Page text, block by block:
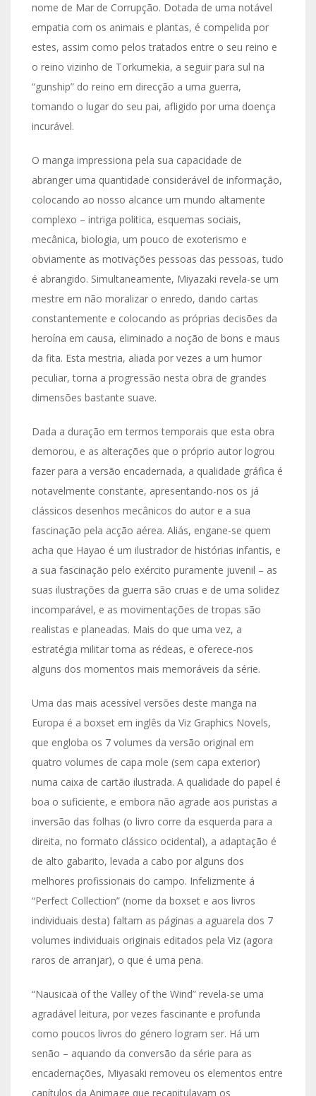
nome de Mar de Corrupção. Dotada de uma notável
empatia com os animais e plantas, é compelida por
estes, assim como pelos tratados entre o seu reino e
o reino vizinho de Torkumekia, a seguir para sul na
“gunship” do reino em direcção a uma guerra,
tomando o lugar do seu pai, afligido por uma doença
incurável.
O manga impressiona pela sua capacidade de
abranger uma quantidade considerável de informação,
colocando ao nosso alcance um mundo altamente
complexo – intriga politica, esquemas sociais,
mecânica, biologia, um pouco de exoterismo e
obviamente as motivações pessoas das pessoas, tudo
é abrangido. Simultaneamente, Miyazaki revela-se um
mestre em não moralizar o enredo, dando cartas
constantemente e colocando as próprias decisões da
heroína em causa, eliminado a noção de bons e maus
da fita. Esta mestria, aliada por vezes a um humor
peculiar, torna a progressão nesta obra de grandes
dimensões bastante suave.
Dada a duração em termos temporais que esta obra
demorou, e as alterações que o próprio autor logrou
fazer para a versão encadernada, a qualidade gráfica é
notavelmente constante, apresentando-nos os já
clássicos desenhos mecânicos do autor e a sua
fascinação pela acção aérea. Aliás, engane-se quem
acha que Hayao é um ilustrador de histórias infantis, e
a sua fascinação pelo exército puramente juvenil – as
suas ilustrações da guerra são cruas e de uma solidez
incomparável, e as movimentações de tropas são
realistas e planeadas. Mais do que uma vez, a
estratégia militar toma as rédeas, e oferece-nos
alguns dos momentos mais memoráveis da série.
Uma das mais acessível versões deste manga na
Europa é a boxset em inglês da Viz Graphics Novels,
que engloba os 7 volumes da versão original em
quatro volumes de capa mole (sem capa exterior)
numa caixa de cartão ilustrada. A qualidade do papel é
boa o suficiente, e embora não agrade aos puristas a
inversão das folhas (o livro corre da esquerda para a
direita, no formato clássico ocidental), a adaptação é
de alto gabarito, levada a cabo por alguns dos
melhores profissionais do campo. Infelizmente á
“Perfect Collection” (nome da boxset e aos livros
individuais desta) faltam as páginas a aguarela dos 7
volumes individuais originais editados pela Viz (agora
raros de arranjar), o que é uma pena.
“Nausicaä of the Valley of the Wind” revela-se uma
agradável leitura, por vezes fascinante e profunda
como poucos livros do género logram ser. Há um
senão – aquando da conversão da série para as
encadernações, Miyasaki removeu os elementos entre
capítulos da Animage que recapitulavam os